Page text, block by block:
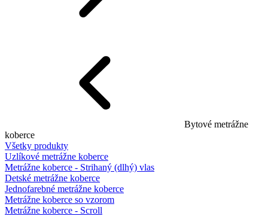
Bytové metrážne
koberce
Všetky produkty
Uzlíkové metrážne koberce
Metrážne koberce - Strihaný (dlhý) vlas
Detské metrážne koberce
Jednofarebné metrážne koberce
Metrážne koberce so vzorom
Metrážne koberce - Scroll